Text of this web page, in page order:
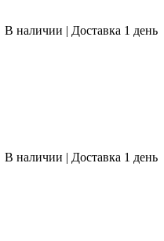
В наличии | Доставка 1 день
В наличии | Доставка 1 день